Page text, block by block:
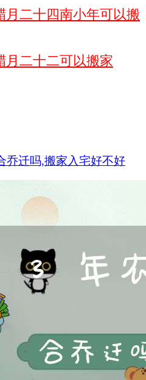
月二十四南小年可以搬
月二十二可以搬家
乔迁吗,搬家入宅好不好